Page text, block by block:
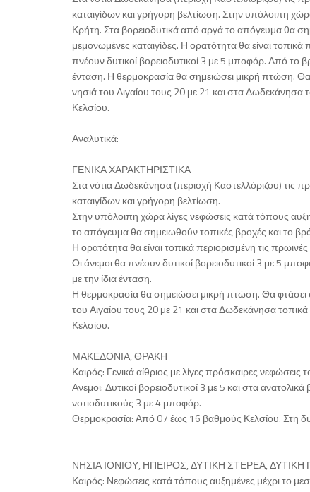
καταιγίδων και γρήγορη βελτίωση. Στην υπόλοιπη
Κρήτη. Στα βορειοδυτικά από αργά το απόγευμα θα
μεμονωμένες καταιγίδες. Η ορατότητα θα είναι
πνέουν δυτικοί βορειοδυτικοί 3 με 5 μποφόρ. Από το
ένταση. Η θερμοκρασία θα σημειώσει μικρή πτώση.
νησιά του Αιγαίου τους 20 με 21 και στα Δωδεκάνησα
Κελσίου.
Αναλυτικά:
ΓΕΝΙΚΑ ΧΑΡΑΚΤΗΡΙΣΤΙΚΑ
Στα νότια Δωδεκάνησα (περιοχή Καστελλόριζου) τις
καταιγίδων και γρήγορη βελτίωση.
Στην υπόλοιπη χώρα λίγες νεφώσεις κατά τόπους
το απόγευμα θα σημειωθούν τοπικές βροχές και το
Η ορατότητα θα είναι τοπικά περιορισμένη τις
Οι άνεμοι θα πνέουν δυτικοί βορειοδυτικοί 3 με 5
με την ίδια ένταση.
Η θερμοκρασία θα σημειώσει μικρή πτώση. Θα
του Αιγαίου τους 20 με 21 και στα Δωδεκάνησα
Κελσίου.
ΜΑΚΕΔΟΝΙΑ, ΘΡΑΚΗ
Καιρός: Γενικά αίθριος με λίγες πρόσκαιρες νεφώσεις
Ανεμοι: Δυτικοί βορειοδυτικοί 3 με 5 και στα
νοτιοδυτικούς 3 με 4 μποφόρ.
Θερμοκρασία: Από 07 έως 16 βαθμούς Κελσίου. Στη
ΝΗΣΙΑ ΙΟΝΙΟΥ, ΗΠΕΙΡΟΣ, ΔΥΤΙΚΗ ΣΤΕΡΕΑ,
Καιρός: Νεφώσεις κατά τόπους αυξημένες μέχρι το